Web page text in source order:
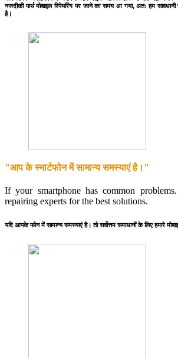
नजदीकी पार्थ मोबाइल रिपेयरिंग पर जाने का समय आ गया, अतः हम
है।
"आप के स्मार्टफोन में सामान्य समस्याएं है।"
If your smartphone has common
repairing experts for the best solutions.
यदि आपके फोन में सामान्य समस्याएं है। तो सर्वोत्तम समाधानों के लिए हमारे